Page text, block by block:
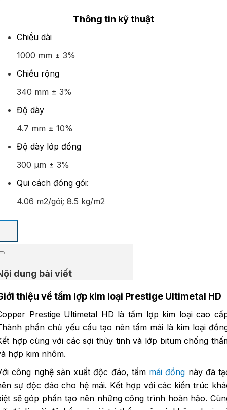
Thông tin kỹ thuật
Chiều dài
1000 mm ± 3%
Chiều rộng
340 mm ± 3%
Độ dày
4.7 mm ± 10%
Độ dày lớp đồng
300 μm ± 3%
Qui cách đóng gói:
4.06 m2/gói; 8.5 kg/m2
dung bài viết
thiệu về tấm lợp kim loại Prestige Ultimetal HD
Prestige Ultimetal HD là tấm lợp kim loại cao
phần chủ yếu cấu tạo nên tấm mái là kim loại
hợp cùng với các sợi thủy tinh và lớp bitum chống
hợp kim nhôm.
công nghệ sản xuất độc đáo, tấm mái đồng này đã
sự độc đáo cho hệ mái. Kết hợp với các kiến trúc
sẽ góp phần tạo nên những công trình hoàn hảo.